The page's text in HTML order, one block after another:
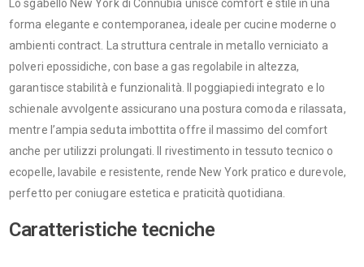
Lo sgabello New York di Connubia unisce comfort e stile in una
forma elegante e contemporanea, ideale per cucine moderne o
ambienti contract. La struttura centrale in metallo verniciato a
polveri epossidiche, con base a gas regolabile in altezza,
garantisce stabilità e funzionalità. Il poggiapiedi integrato e lo
schienale avvolgente assicurano una postura comoda e rilassata,
mentre l’ampia seduta imbottita offre il massimo del comfort
anche per utilizzi prolungati. Il rivestimento in tessuto tecnico o
ecopelle, lavabile e resistente, rende New York pratico e durevole,
perfetto per coniugare estetica e praticità quotidiana.
Caratteristiche tecniche